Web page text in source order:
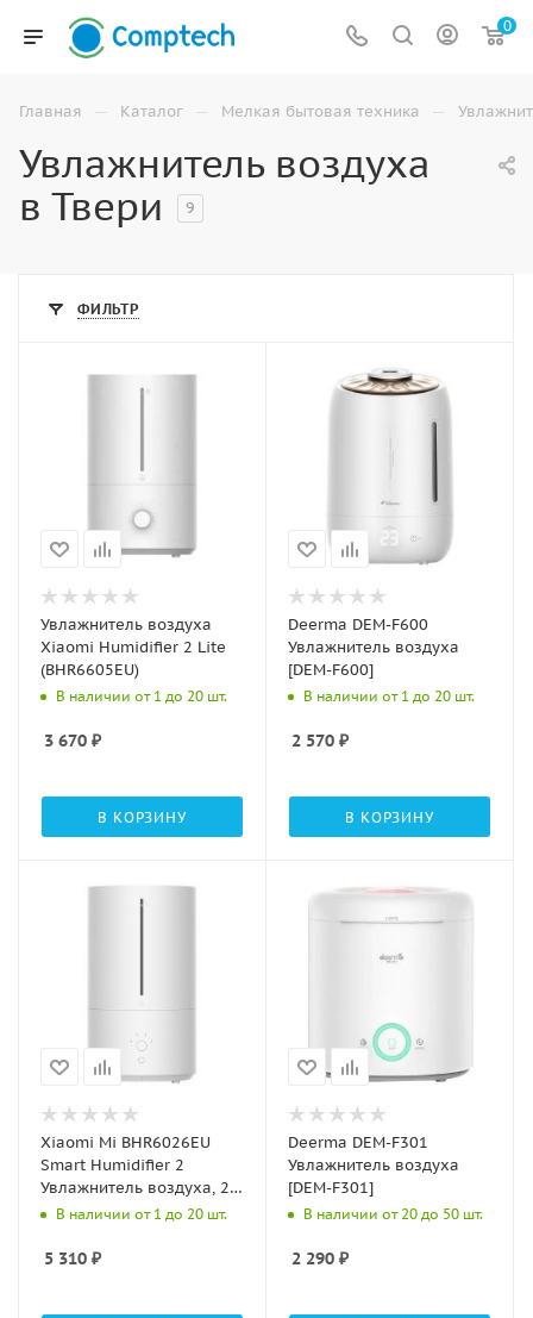
0
Главная — Каталог — Мелкая бытовая техника —
Увлажнитель воздуха
в Твери
9
ФИЛЬТР
Увлажнитель воздуха
Xiaomi Humidifier 2 Lite
(BHR6605EU)
В наличии от 1 до 20 шт.
3 670 ₽
В КОРЗИНУ
Deerma DEM-F600
Увлажнитель воздуха
[DEM-F600]
В наличии от 1 до 20 шт.
2 570 ₽
В КОРЗИНУ
Xiaomi Mi BHR6026EU
Smart Humidifier 2
Увлажнитель воздуха, 28
Вт, объем 4.5 л, 350 мл/ч,
ароматизация
В наличии от 1 до 20 шт.
5 310 ₽
Deerma DEM-F301
Увлажнитель воздуха
[DEM-F301]
В наличии от 20 до 50 шт.
2 290 ₽